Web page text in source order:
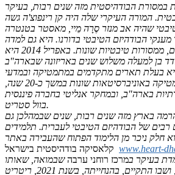
במסורת הבודהיסטית מזה שנים רבות, בעיקר
המורה העיקרי שלה היה קן רינפוצ'ה גשה
שהיה אב מנזר סֶרָה מֵיי, מאסטר בטנטרה
הבודהיזם הטיבטי בדורנו. היא גם למדה
עם מורים רבים נוספים, ממסורות טיבטיות שונות. באפריל 2014 היא
בעלת תארים מתקדמים במתמטיקה ובמדעי
המחשב, לימדה מתמטיקה באוניברסיטאות שונות במשך כ-20 שנה,
בארה"ב, ובמחקר אנליטי בחברה פיננסית
בוול סטריט.
בארץ מזה שנים רבות, שנים שבמהלכן גם
של הבודהיזם הטיבטי לעברית. תלמידים
חלק ניכר מן הלימוד הפתוח שהעבירה באתר
www.heart-
בעיקר במרכז רוחני ערבהשבמואה, שאותו
ייסדה בעזרת תלמידיה, ושבו התקיים, בהנחייתה, בשנת 2021, ריטריט